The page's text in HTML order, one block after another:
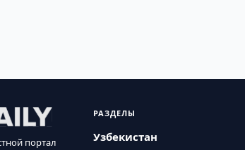
портал
РАЗДЕЛЫ
Узбекистан